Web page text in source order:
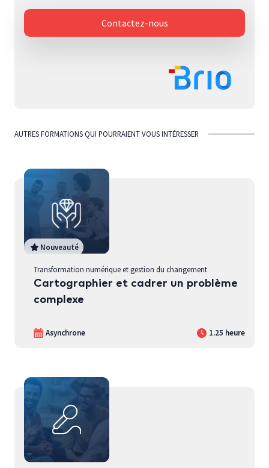
Contactez-nous
AUTRES FORMATIONS QUI POURRAIENT VOUS INTÉRESSER
Nouveauté
Transformation numérique et gestion du changement
Cartographier et cadrer un problème
complexe
Asynchrone 1.25 heure